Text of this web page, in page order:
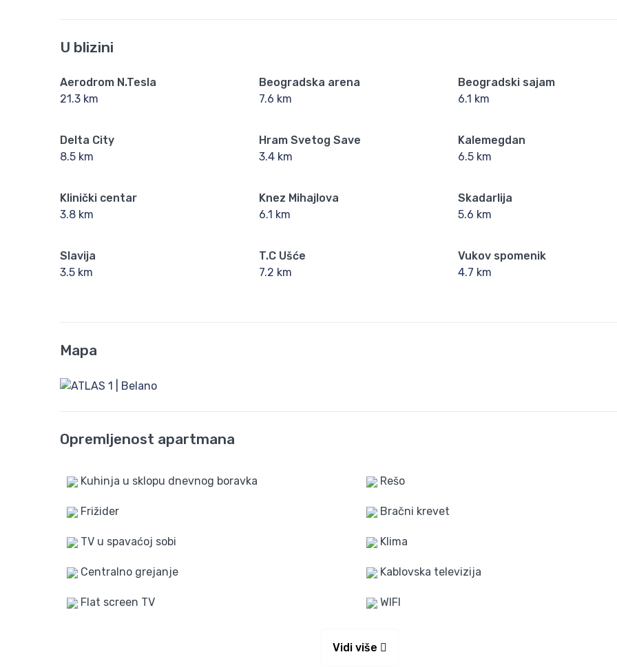
U blizini
Aerodrom N.Tesla
21.3 km
Beogradska arena
7.6 km
Beogradski sajam
6.1 km
Delta City
8.5 km
Hram Svetog Save
3.4 km
Kalemegdan
6.5 km
Klinički centar
3.8 km
Knez Mihajlova
6.1 km
Skadarlija
5.6 km
Slavija
3.5 km
T.C Ušće
7.2 km
Vukov spomenik
4.7 km
Mapa
Opremljenost apartmana
Kuhinja u sklopu dnevnog boravka Rešo
Frižider Bračni krevet
TV u spavaćoj sobi Klima
Centralno grejanje Kablovska televizija
Flat screen TV WIFI
Vidi više